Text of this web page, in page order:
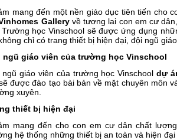
mang đến một nền giáo dục tiên tiến cho
Galleryvề tương lai con em cư
học Vinschool sẽ được ứng dụng
chỉ có trang thiết bị hiện đại, đội ngũ
ngũ giáo viên của trường học Vinschool
giáo viên của trường học Vinschooldự
được đào tạo bài bản về mặt chuyên môn
xuyên.
thiết bị hiện đại
mang đến cho con em cư dân chất
hệ thống những thiết bị an toàn và hiện